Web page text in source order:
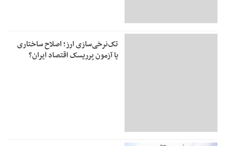
تک‌نرخی‌سازی ارز؛ اصلاح ساختاری
یا آزمون پرریسک اقتصاد ایران؟